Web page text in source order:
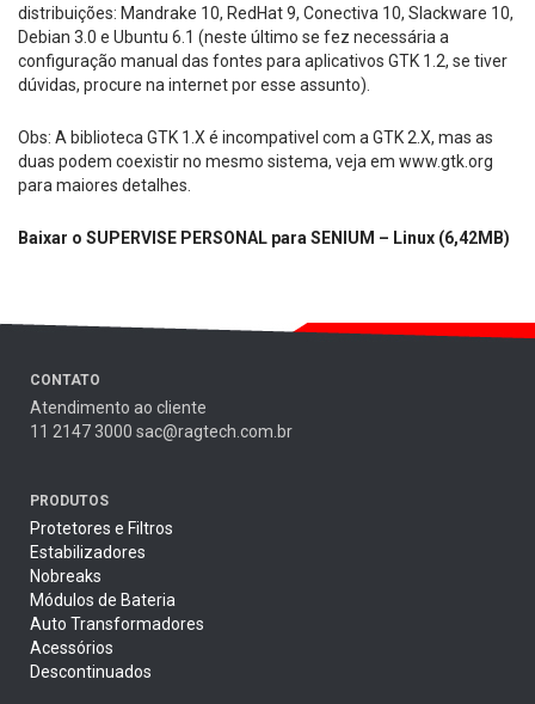
distribuições: Mandrake 10, RedHat 9, Conectiva 10, Slackware 10,
Debian 3.0 e Ubuntu 6.1 (neste último se fez necessária a
configuração manual das fontes para aplicativos GTK 1.2, se tiver
dúvidas, procure na internet por esse assunto).
Obs: A biblioteca GTK 1.X é incompativel com a GTK 2.X, mas as
duas podem coexistir no mesmo sistema, veja em www.gtk.org
para maiores detalhes.
Baixar o SUPERVISE PERSONAL para SENIUM – Linux (6,42MB)
CONTATO
Atendimento ao cliente
11 2147 3000 sac@ragtech.com.br
PRODUTOS
Protetores e Filtros
Estabilizadores
Nobreaks
Módulos de Bateria
Auto Transformadores
Acessórios
Descontinuados